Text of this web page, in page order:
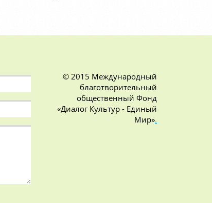
© 2015 Международный
благотворительный
общественный Фонд
«Диалог Культур - Единый
Мир».